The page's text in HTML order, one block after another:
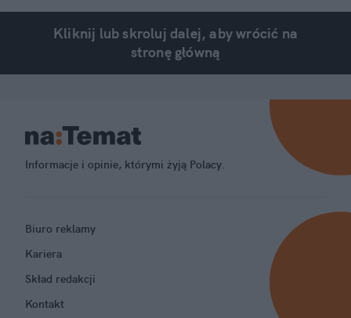
Kliknij lub skroluj dalej, aby wrócić na
stronę główną
Informacje i opinie, którymi żyją Polacy.
Biuro reklamy
Kariera
Skład redakcji
Kontakt